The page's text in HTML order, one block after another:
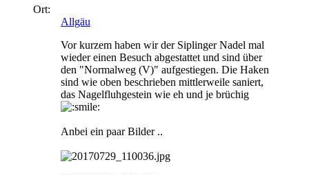
Ort:
Allgäu
Vor kurzem haben wir der Siplinger Nadel mal
wieder einen Besuch abgestattet und sind über
den "Normalweg (V)" aufgestiegen. Die Haken
sind wie oben beschrieben mittlerweile saniert,
das Nagelfluhgestein wie eh und je brüchig
Anbei ein paar Bilder ..